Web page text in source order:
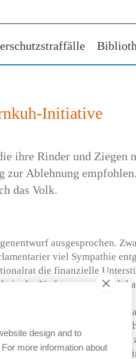
Initiative
Rinder und Ziegen
zur Ablehnung
das Volk.
ausgesprochen.
viel Sympathie
die finanzielle
in der Verfassung geregelt
TIR ist über die ablehnende
2011 hat sie ein
veröffentlicht, in dem sie
für die betroffenen Tiere
design and to
more information about